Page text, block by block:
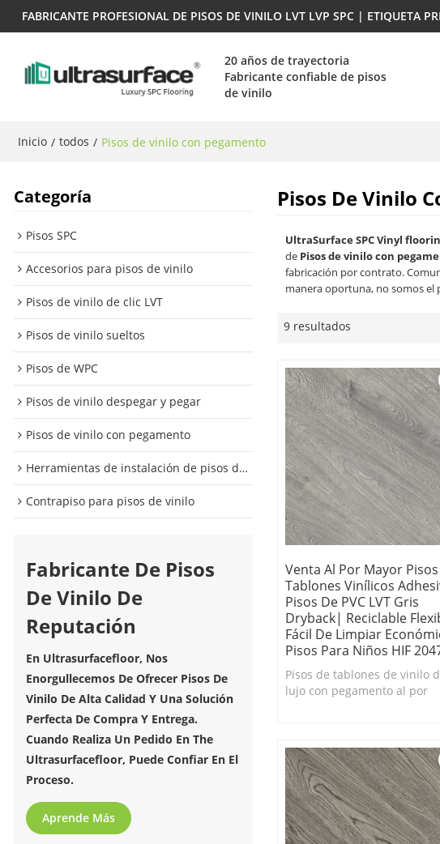
FABRICANTE PROFESIONAL DE PISOS DE VINILO LVT LVP SPC | ETIQUETA
20 años de trayectoria
Fabricante confiable de pisos
de vinilo
Inicio / todos / Pisos de vinilo con pegamento
Categoría
Pisos SPC
Accesorios para pisos de vinilo
Pisos de vinilo de clic LVT
Pisos de vinilo sueltos
Pisos de WPC
Pisos de vinilo despegar y pegar
Pisos de vinilo con pegamento
Herramientas de instalación de pisos de vinilo
Contrapiso para pisos de vinilo
Fabricante De Pisos
De Vinilo De
Reputación
En Ultrasurfacefloor, Nos
Enorgullecemos De Ofrecer Pisos De
Vinilo De Alta Calidad Y Una Solución
Perfecta De Compra Y Entrega.
Cuando Realiza Un Pedido En The
Ultrasurfacefloor, Puede Confiar En El
Proceso.
Aprende Más
Pisos De Vinilo
UltraSurface SPC Vinyl
de Pisos de vinilo con
fabricación por contrato.
manera oportuna, no somos el
9 resultados
Venta Al Por Mayor
Tablones Vinílicos
Pisos De PVC LVT Gris
Dryback| Reciclable
Fácil De Limpiar
Pisos Para Niños HIF
Pisos de tablones de vinilo
lujo con pegamento al por
baratos.